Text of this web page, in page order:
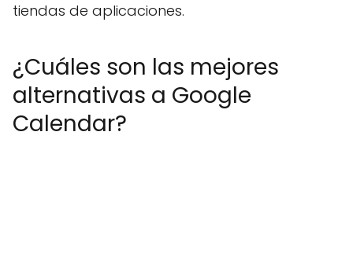
tiendas de aplicaciones.
¿Cuáles son las mejores
alternativas a Google
Calendar?